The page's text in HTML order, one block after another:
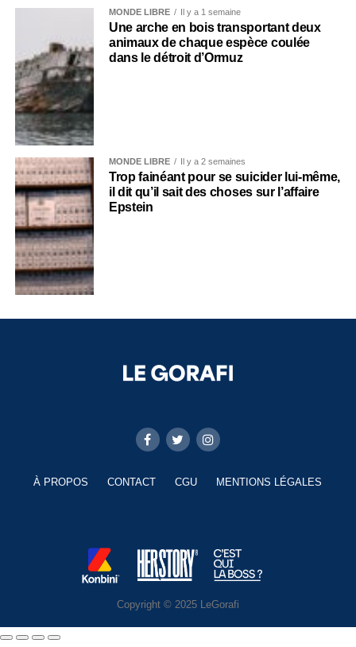
MONDE LIBRE Il y a 1 semaine
Une arche en bois transportant deux
animaux de chaque espèce coulée
dans le détroit d’Ormuz
MONDE LIBRE Il y a 2 semaines
Trop fainéant pour se suicider lui-même,
il dit qu’il sait des choses sur l’affaire
Epstein
À PROPOS CONTACT CGU MENTIONS LÉGALES
Copyright © 2025 LeGorafi